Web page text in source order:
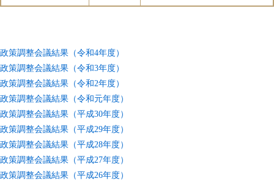
政策調整会議結果（令和4年度）
政策調整会議結果（令和3年度）
政策調整会議結果（令和2年度）
政策調整会議結果（令和元年度）
政策調整会議結果（平成30年度）
政策調整会議結果（平成29年度）
政策調整会議結果（平成28年度）
政策調整会議結果（平成27年度）
政策調整会議結果（平成26年度）